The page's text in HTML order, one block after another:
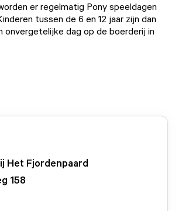
er regelmatig Pony speeldagen
tussen de 6 en 12 jaar zijn dan
onvergetelijke dag op de boerderij in
Het Fjordenpaard
158